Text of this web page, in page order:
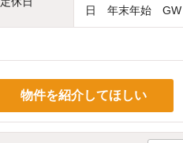
日 年末年始
物件を紹介してほしい